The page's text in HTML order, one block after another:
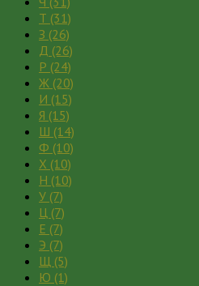
Т (31)
З (26)
Д (26)
Р (24)
Ж (20)
И (15)
Я (15)
Ш (14)
Ф (10)
Х (10)
Н (10)
У (7)
Ц (7)
Е (7)
Э (7)
Щ (5)
Ю (1)